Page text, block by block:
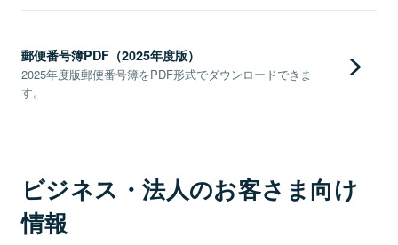
郵便番号簿PDF（2025年度版）
2025年度版郵便番号簿をPDF形式でダウンロードできま
す。
ビジネス・法人のお客さま向け
情報